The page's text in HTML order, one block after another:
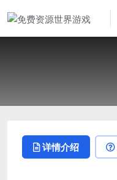
详情介绍